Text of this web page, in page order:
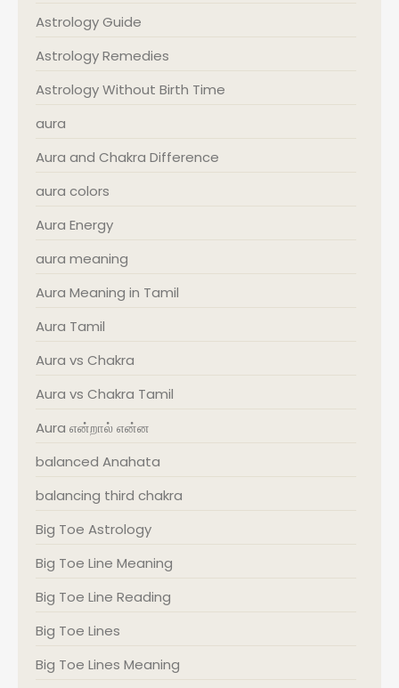
Astrology Guide
Astrology Remedies
Astrology Without Birth Time
aura
Aura and Chakra Difference
aura colors
Aura Energy
aura meaning
Aura Meaning in Tamil
Aura Tamil
Aura vs Chakra
Aura vs Chakra Tamil
Aura என்றால் என்ன
balanced Anahata
balancing third chakra
Big Toe Astrology
Big Toe Line Meaning
Big Toe Line Reading
Big Toe Lines
Big Toe Lines Meaning